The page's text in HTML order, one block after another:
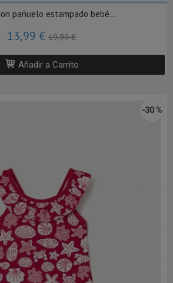
pañuelo estampado bebé...
13,99 €19,99 €
Añadir a Carrito
-30 %